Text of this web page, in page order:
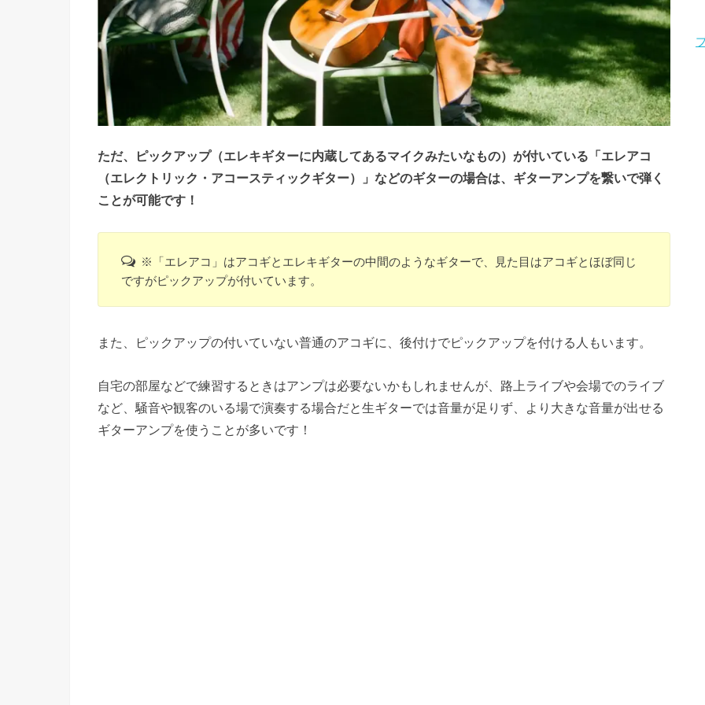
ただ、ピックアップ（エレキギターに内蔵してあるマイクみたいなもの）が付いている「エレアコ
（エレクトリック・アコースティックギター）」などのギターの場合は、ギターアンプを繋いで弾く
ことが可能です！
※「エレアコ」はアコギとエレキギターの中間のようなギターで、見た目はアコギとほぼ同じ
ですがピックアップが付いています。
また、ピックアップの付いていない普通のアコギに、後付けでピックアップを付ける人もいます。
自宅の部屋などで練習するときはアンプは必要ないかもしれませんが、路上ライブや会場でのライブ
など、騒音や観客のいる場で演奏する場合だと生ギターでは音量が足りず、より大きな音量が出せる
ギターアンプを使うことが多いです！